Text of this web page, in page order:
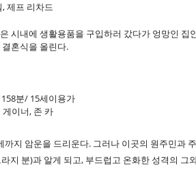
제프 리차드
시내에 생활용품을 구입하러 갔다가 엉망인
혼식을 올린다.
분/ 15세이용가
이너, 존 카
지 암운을 드리운다. 그러나 이곳의 원주민과
지 분)과 알게 되고, 부드럽고 온화한 성격의 그